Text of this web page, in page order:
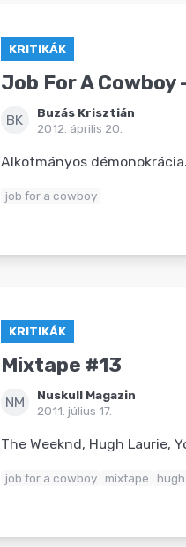
KRITIKÁK
Job For A Cowboy
BK
Buzás Krisztián
2012. április 20.
Alkotmányos démonokrácia.
job for a cowboy
KRITIKÁK
Mixtape #13
NM
Nuskull Magazin
2011. július 17.
The Weeknd, Hugh Laurie,
job for a cowboy mixtape